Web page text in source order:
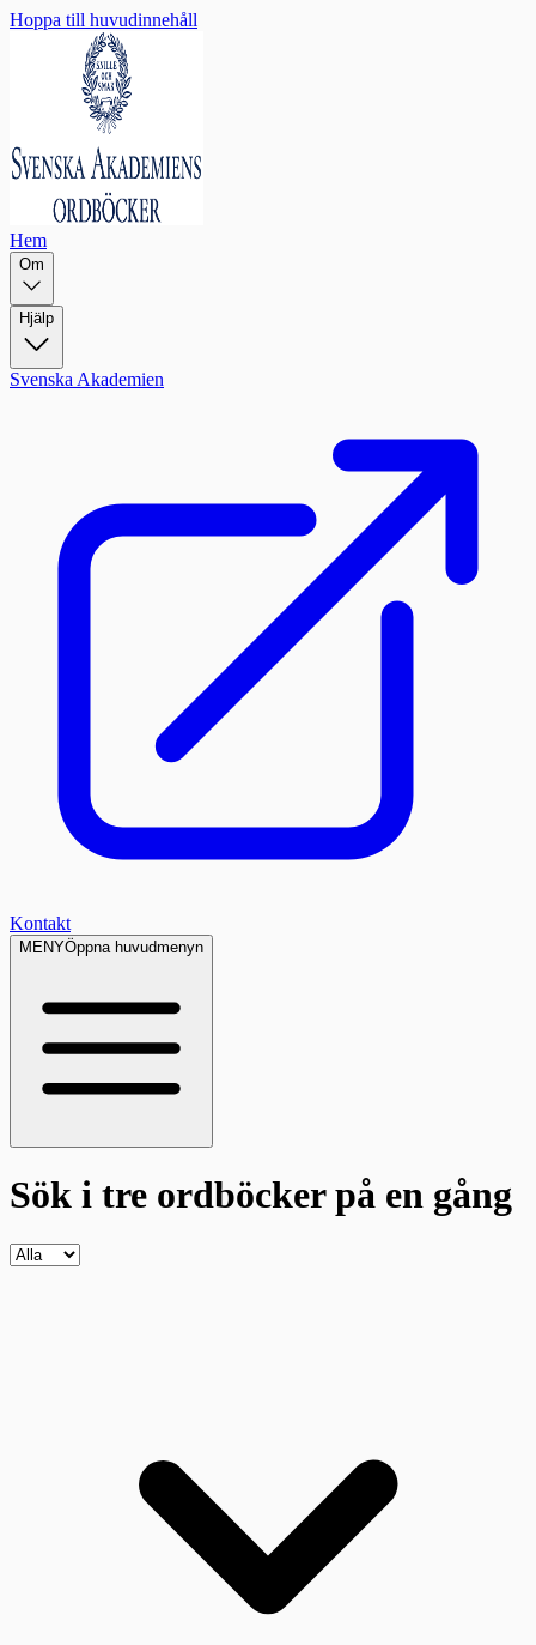
Hoppa till huvudinnehåll
Hem
Om
Hjälp
Svenska Akademien
Kontakt
MENYÖppna huvudmenyn
Sök i tre ordböckerpå en gång